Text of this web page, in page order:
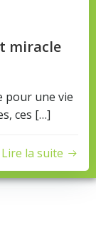
miracle
pour une vie
ces […]
Lire la suite